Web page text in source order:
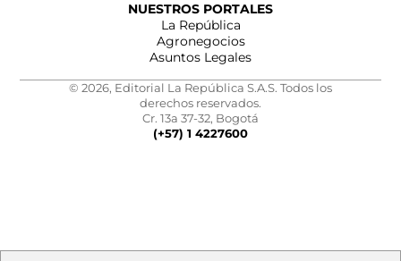
NUESTROS PORTALES
La República
Agronegocios
Asuntos Legales
© 2026, Editorial La República S.A.S. Todos los
derechos reservados.
Cr. 13a 37-32, Bogotá
(+57) 1 4227600